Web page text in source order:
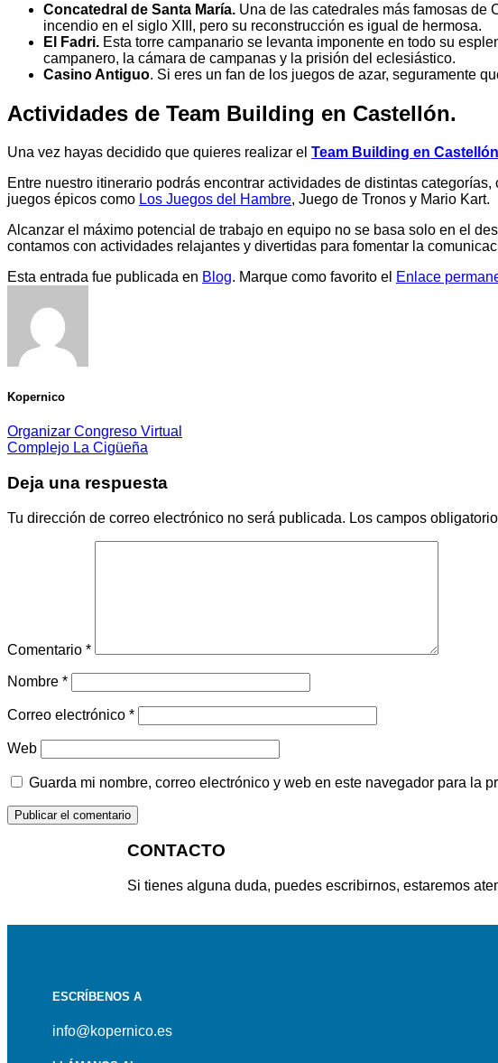
Concatedral de Santa María. Una de las catedrales más famosas de
incendio en el siglo XIII, pero su reconstrucción es igual de hermosa.
El Fadri. Esta torre campanario se levanta imponente en todo su
campanero, la cámara de campanas y la prisión del eclesiástico.
Casino Antiguo. Si eres un fan de los juegos de azar, seguramente
Actividades de Team Building en Castellón.
Una vez hayas decidido que quieres realizar el Team Building en Castellón
Entre nuestro itinerario podrás encontrar actividades de distintas
juegos épicos como Los Juegos del Hambre, Juego de Tronos y Mario Kart.
Alcanzar el máximo potencial de trabajo en equipo no se basa solo en el
contamos con actividades relajantes y divertidas para fomentar la
Esta entrada fue publicada en Blog. Marque como favorito el Enlace
Kopernico
Organizar Congreso Virtual
Complejo La Cigüeña
Deja una respuesta
Tu dirección de correo electrónico no será publicada. Los campos
Comentario *
Nombre *
Correo electrónico *
Web
Guarda mi nombre, correo electrónico y web en este navegador para la
CONTACTO
Si tienes alguna duda, puedes escribirnos, estaremos
ESCRÍBENOS A
info@kopernico.es